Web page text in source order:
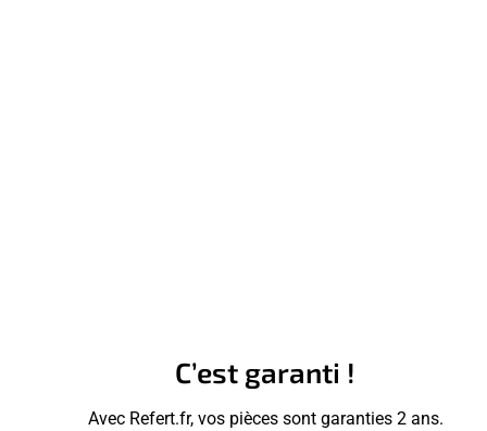
C’est garanti !
Avec Refert.fr, vos pièces sont garanties 2 ans.